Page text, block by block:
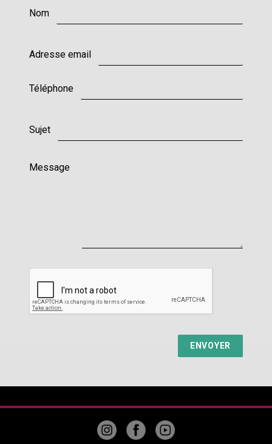
Nom
Adresse email
Téléphone
Sujet
Message
ENVOYER